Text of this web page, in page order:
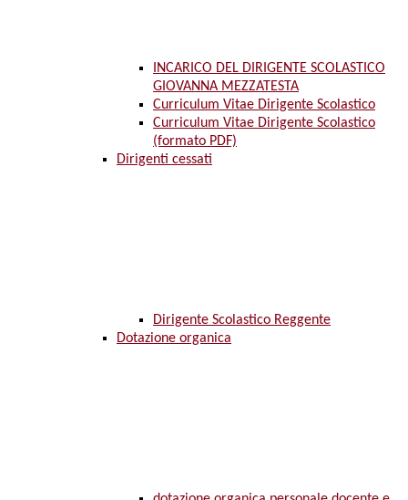
INCARICO DEL DIRIGENTE SCOLASTICO
GIOVANNA MEZZATESTA
Curriculum Vitae Dirigente Scolastico
Curriculum Vitae Dirigente Scolastico
(formato PDF)
Dirigenti cessati
Dirigente Scolastico Reggente
Dotazione organica